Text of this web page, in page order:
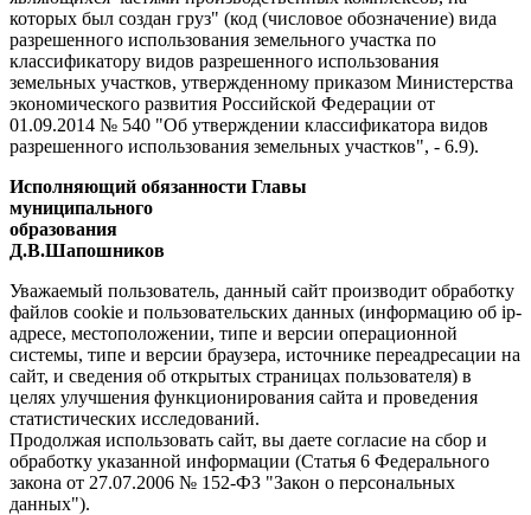
которых был создан груз" (код (числовое обозначение) вида
разрешенного использования земельного участка по
классификатору видов разрешенного использования
земельных участков, утвержденному приказом Министерства
экономического развития Российской Федерации от
01.09.2014 № 540 "Об утверждении классификатора видов
разрешенного использования земельных участков", - 6.9).
Исполняющий обязанности Главы
муниципального
образования
Д.В.Шапошников
Уважаемый пользователь, данный сайт производит обработку
файлов cookie и пользовательских данных (информацию об ip-
адресе, местоположении, типе и версии операционной
системы, типе и версии браузера, источнике переадресации на
сайт, и сведения об открытых страницах пользователя) в
целях улучшения функционирования сайта и проведения
статистических исследований.
Продолжая использовать сайт, вы даете согласие на сбор и
обработку указанной информации (Статья 6 Федерального
закона от 27.07.2006 № 152-ФЗ "Закон о персональных
данных").